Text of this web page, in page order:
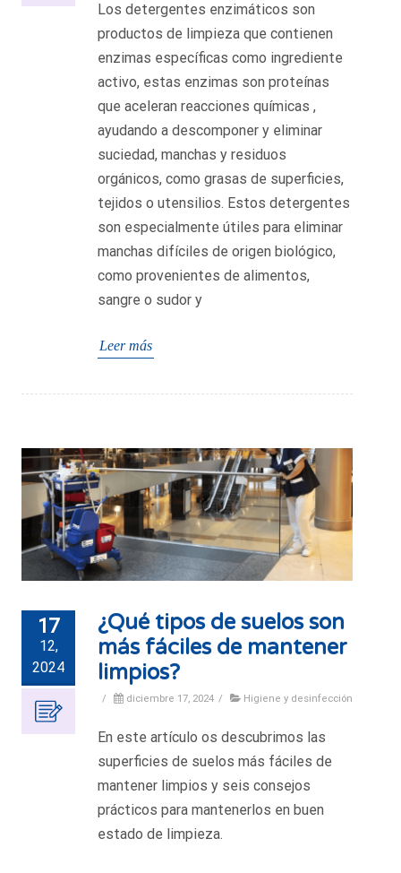
Los detergentes enzimáticos son
productos de limpieza que contienen
enzimas específicas como ingrediente
activo, estas enzimas son proteínas
que aceleran reacciones químicas ,
ayudando a descomponer y eliminar
suciedad, manchas y residuos
orgánicos, como grasas de superficies,
tejidos o utensilios. Estos detergentes
son especialmente útiles para eliminar
manchas difíciles de origen biológico,
como provenientes de alimentos,
sangre o sudor y
Leer más
17
12,
2024
¿Qué tipos de suelos son
más fáciles de mantener
limpios?
/ diciembre 17, 2024 / Higiene y desinfección
En este artículo os descubrimos las
superficies de suelos más fáciles de
mantener limpios y seis consejos
prácticos para mantenerlos en buen
estado de limpieza.